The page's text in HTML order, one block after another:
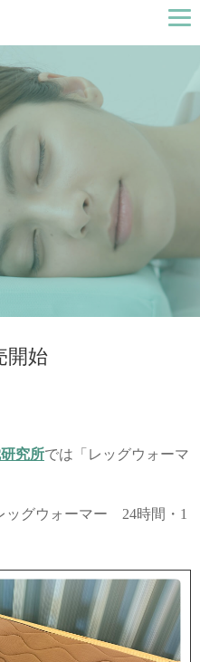
開始
究所では「レッグウォーマ
ッグウォーマー 24時間・1